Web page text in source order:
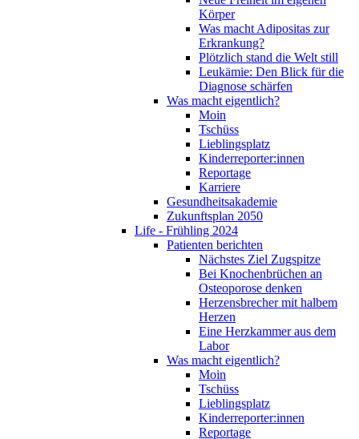
Körper
Was macht Adipositas zur
Erkrankung?
Plötzlich stand die Welt still
Leukämie: Den Blick für die
Diagnose schärfen
Was macht eigentlich?
Moin
Tschüss
Lieblingsplatz
Kinderreporter:innen
Reportage
Karriere
Gesundheitsakademie
Zukunftsplan 2050
Life - Frühling 2024
Patienten berichten
Nächstes Ziel Zugspitze
Bei Knochenbrüchen an
Osteoporose denken
Herzensbrecher mit halbem
Herzen
Eine Herzkammer aus dem
Labor
Was macht eigentlich?
Moin
Tschüss
Lieblingsplatz
Kinderreporter:innen
Reportage